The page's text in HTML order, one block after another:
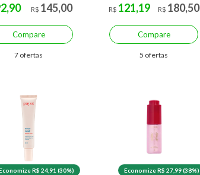
R$ 145,00
Compare
7 ofertas
R$ 121,19
R$ 180,50
Compare
5 ofertas
R$ 24,91 (30%) Economize R$ 27,99 (38%)